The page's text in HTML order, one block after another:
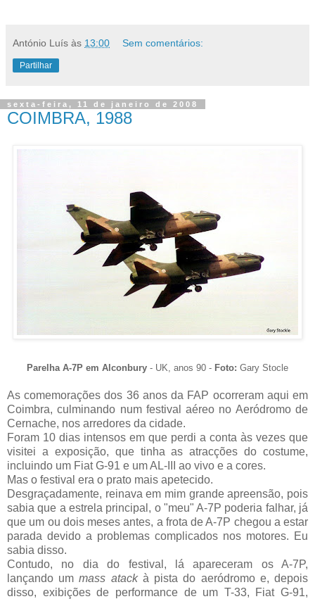
António Luís às 13:00 Sem comentários:
Partilhar
sexta-feira, 11 de janeiro de 2008
COIMBRA, 1988
Parelha A-7P em Alconbury - UK, anos 90 - Foto: Gary Stocle
As comemorações dos 36 anos da FAP ocorreram aqui em
Coimbra, culminando num festival aéreo no Aeródromo de
Cernache, nos arredores da cidade.
Foram 10 dias intensos em que perdi a conta às vezes que
visitei a exposição, que tinha as atracções do costume,
incluindo um Fiat G-91 e um AL-III ao vivo e a cores.
Mas o festival era o prato mais apetecido.
Desgraçadamente, reinava em mim grande apreensão, pois
sabia que a estrela principal, o "meu" A-7P poderia falhar, já
que um ou dois meses antes, a frota de A-7P chegou a estar
parada devido a problemas complicados nos motores. Eu
sabia disso.
Contudo, no dia do festival, lá apareceram os A-7P,
lançando ummass atackà pista do aeródromo e, depois
disso, exibições de performance de um T-33, Fiat G-91,